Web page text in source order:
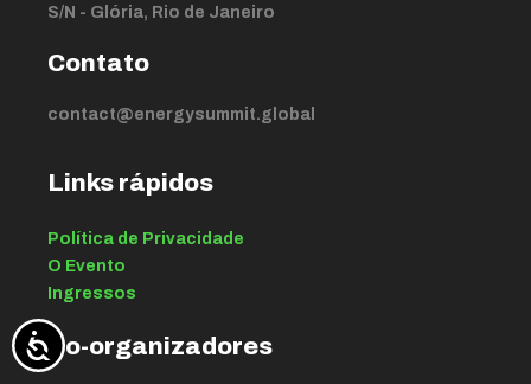
S/N - Glória, Rio de Janeiro
Contato
contact@energysummit.global
Links rápidos
Política de Privacidade
O Evento
Ingressos
Co-organizadores